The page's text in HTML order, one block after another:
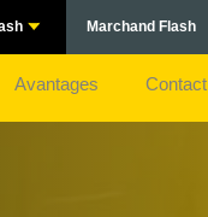
Avantages Contact
Marchand Flash